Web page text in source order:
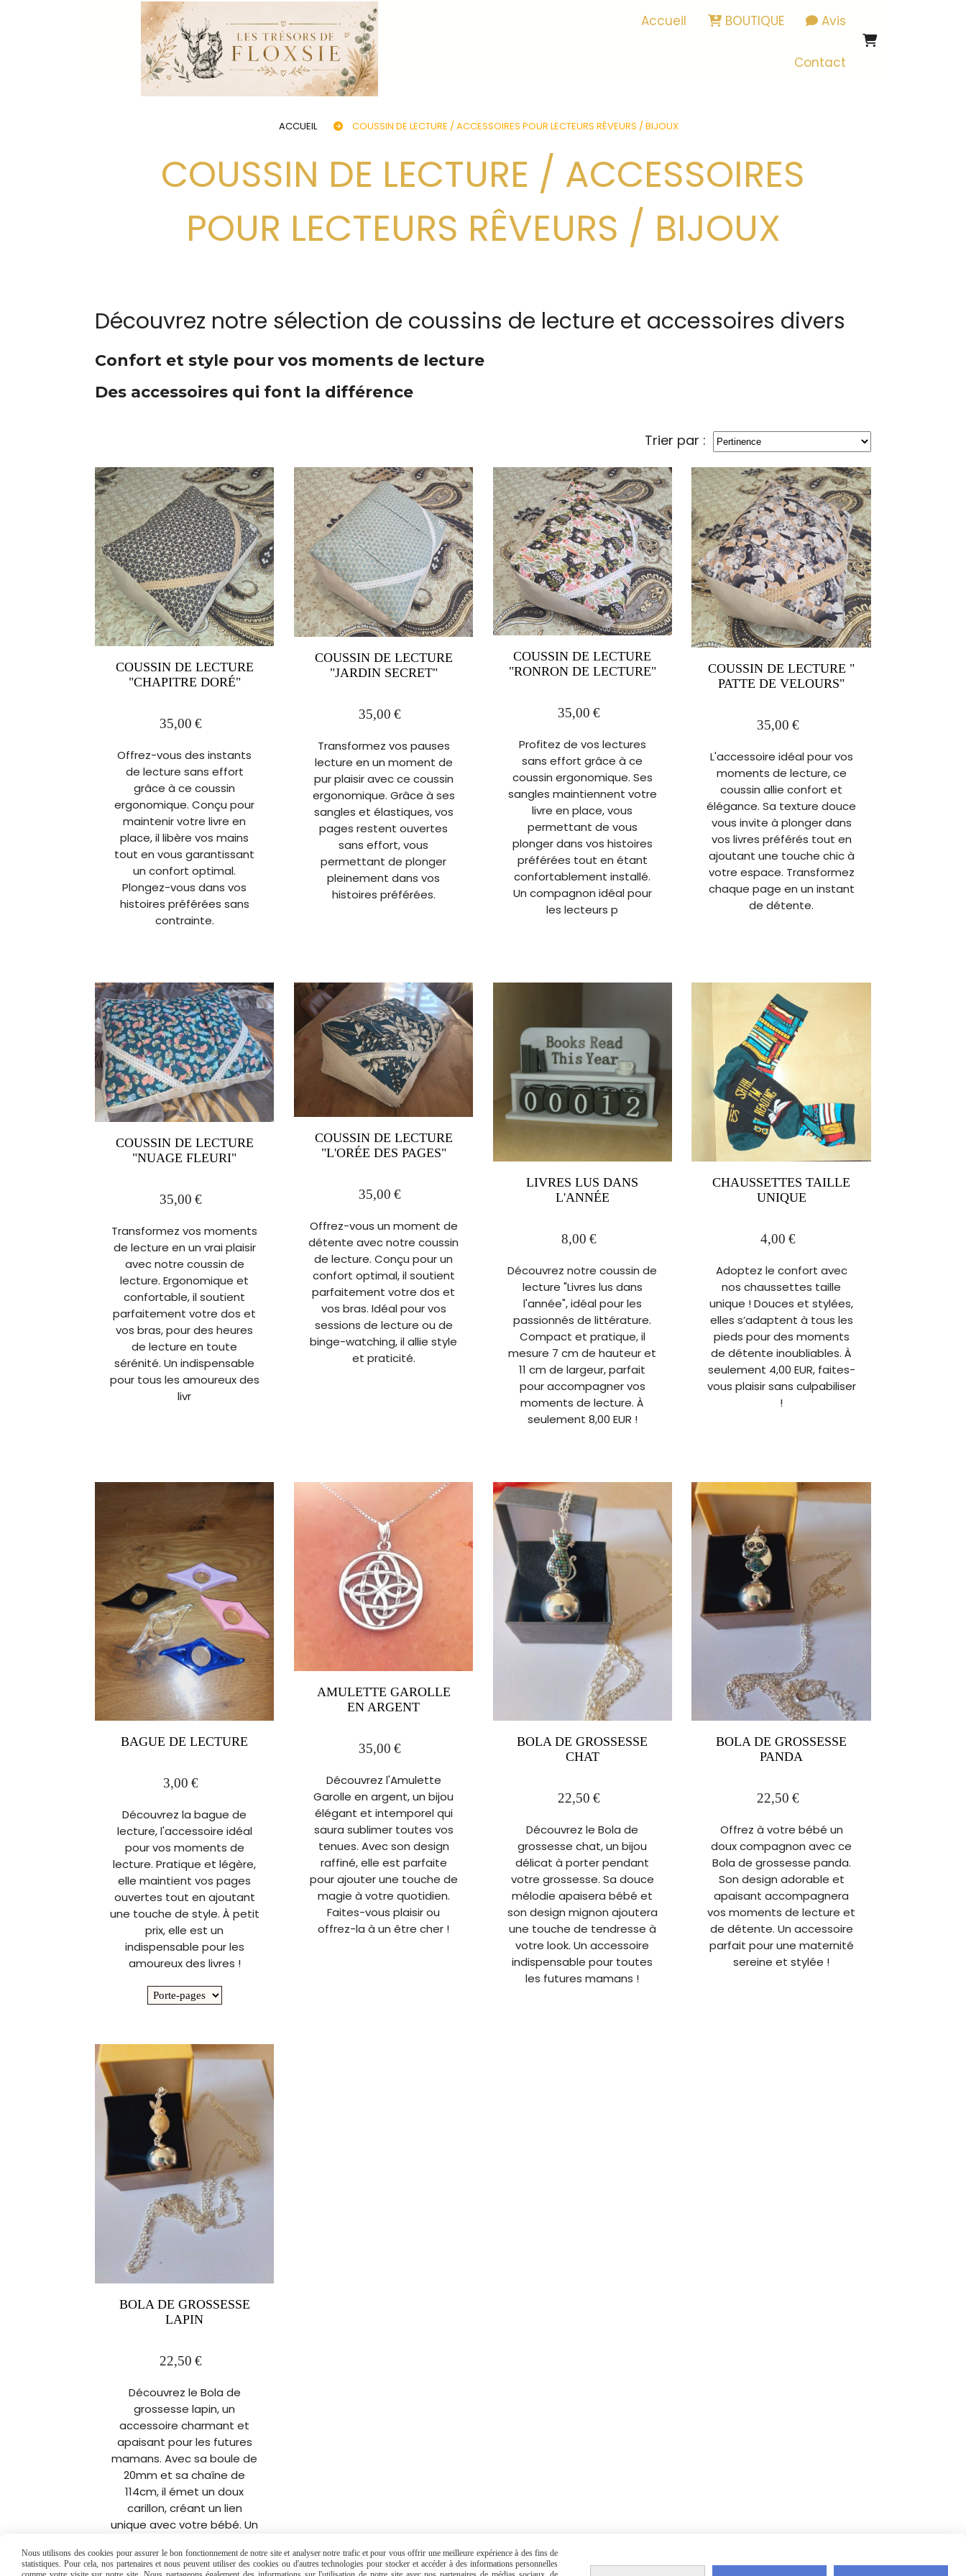
Accueil BOUTIQUE Avis
Contact
ACCUEIL COUSSIN DE LECTURE / ACCESSOIRES POUR LECTEURS RÊVEURS / BIJOUX
COUSSIN DE LECTURE / ACCESSOIRES
POUR LECTEURS RÊVEURS / BIJOUX
Découvrez notre sélection de coussins de lecture et accessoires divers
Confort et style pour vos moments de lecture
Des accessoires qui font la différence
Trier par :
COUSSIN DE LECTURE
"CHAPITRE DORÉ"
35,00 €
Offrez-vous des instants
de lecture sans effort
grâce à ce coussin
ergonomique. Conçu pour
maintenir votre livre en
place, il libère vos mains
tout en vous garantissant
un confort optimal.
Plongez-vous dans vos
histoires préférées sans
contrainte.
COUSSIN DE LECTURE
"JARDIN SECRET"
35,00 €
Transformez vos pauses
lecture en un moment de
pur plaisir avec ce coussin
ergonomique. Grâce à ses
sangles et élastiques, vos
pages restent ouvertes
sans effort, vous
permettant de plonger
pleinement dans vos
histoires préférées.
COUSSIN DE LECTURE
"RONRON DE LECTURE"
35,00 €
Profitez de vos lectures
sans effort grâce à ce
coussin ergonomique. Ses
sangles maintiennent votre
livre en place, vous
permettant de vous
plonger dans vos histoires
préférées tout en étant
confortablement installé.
Un compagnon idéal pour
les lecteurs p
COUSSIN DE LECTURE "
PATTE DE VELOURS"
35,00 €
L'accessoire idéal pour vos
moments de lecture, ce
coussin allie confort et
élégance. Sa texture douce
vous invite à plonger dans
vos livres préférés tout en
ajoutant une touche chic à
votre espace. Transformez
chaque page en un instant
de détente.
COUSSIN DE LECTURE
"NUAGE FLEURI"
35,00 €
Transformez vos moments
de lecture en un vrai plaisir
avec notre coussin de
lecture. Ergonomique et
confortable, il soutient
parfaitement votre dos et
vos bras, pour des heures
de lecture en toute
sérénité. Un indispensable
pour tous les amoureux des
livr
COUSSIN DE LECTURE
"L'ORÉE DES PAGES"
35,00 €
Offrez-vous un moment de
détente avec notre coussin
de lecture. Conçu pour un
confort optimal, il soutient
parfaitement votre dos et
vos bras. Idéal pour vos
sessions de lecture ou de
binge-watching, il allie style
et praticité.
LIVRES LUS DANS
L'ANNÉE
8,00 €
Découvrez notre coussin de
lecture "Livres lus dans
l'année", idéal pour les
passionnés de littérature.
Compact et pratique, il
mesure 7 cm de hauteur et
11 cm de largeur, parfait
pour accompagner vos
moments de lecture. À
seulement 8,00 EUR !
CHAUSSETTES TAILLE
UNIQUE
4,00 €
Adoptez le confort avec
nos chaussettes taille
unique ! Douces et stylées,
elles s’adaptent à tous les
pieds pour des moments
de détente inoubliables. À
seulement 4,00 EUR, faites-
vous plaisir sans culpabiliser
!
BAGUE DE LECTURE
3,00 €
Découvrez la bague de
lecture, l'accessoire idéal
pour vos moments de
lecture. Pratique et légère,
elle maintient vos pages
ouvertes tout en ajoutant
une touche de style. À petit
prix, elle est un
indispensable pour les
amoureux des livres !
AMULETTE GAROLLE
EN ARGENT
35,00 €
Découvrez l'Amulette
Garolle en argent, un bijou
élégant et intemporel qui
saura sublimer toutes vos
tenues. Avec son design
raffiné, elle est parfaite
pour ajouter une touche de
magie à votre quotidien.
Faites-vous plaisir ou
offrez-la à un être cher !
BOLA DE GROSSESSE
CHAT
22,50 €
Découvrez le Bola de
grossesse chat, un bijou
délicat à porter pendant
votre grossesse. Sa douce
mélodie apaisera bébé et
son design mignon ajoutera
une touche de tendresse à
votre look. Un accessoire
indispensable pour toutes
les futures mamans !
BOLA DE GROSSESSE
PANDA
22,50 €
Offrez à votre bébé un
doux compagnon avec ce
Bola de grossesse panda.
Son design adorable et
apaisant accompagnera
vos moments de lecture et
de détente. Un accessoire
parfait pour une maternité
sereine et stylée !
BOLA DE GROSSESSE
LAPIN
22,50 €
Découvrez le Bola de
grossesse lapin, un
accessoire charmant et
apaisant pour les futures
mamans. Avec sa boule de
20mm et sa chaîne de
114cm, il émet un doux
carillon, créant un lien
unique avec votre bébé. Un
moments de douceur
Panneau de gestion des cookies
Nous utilisons des cookies pour assurer le bon fonctionnement de notre site et analyser notre trafic et pour vous offrir une meilleure expérience à des fins de
statistiques. Pour cela, nos partenaires et nous peuvent utiliser des cookies ou d'autres technologies pour stocker et accéder à des informations personnelles